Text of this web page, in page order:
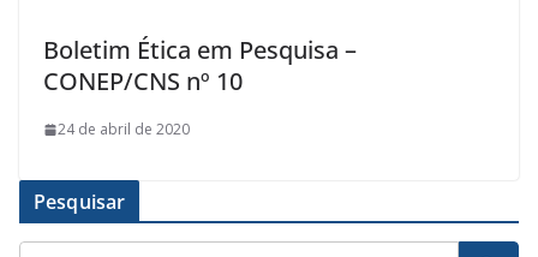
Boletim Ética em Pesquisa –
CONEP/CNS nº 10
24 de abril de 2020
Pesquisar